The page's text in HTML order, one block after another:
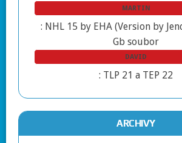
MARTIN
: NHL 15 by EHA (Version by
Gb soubor
DAVID
: TLP 21 a TEP 22
ARCHIVY